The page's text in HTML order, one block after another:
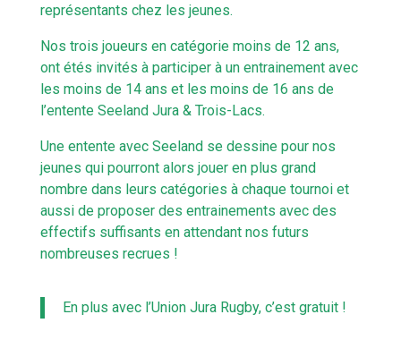
représentants chez les jeunes.
Nos trois joueurs en catégorie moins de 12 ans,
ont étés invités à participer à un entrainement avec
les moins de 14 ans et les moins de 16 ans de
l’entente Seeland Jura & Trois-Lacs.
Une entente avec Seeland se dessine pour nos
jeunes qui pourront alors jouer en plus grand
nombre dans leurs catégories à chaque tournoi et
aussi de proposer des entrainements avec des
effectifs suffisants en attendant nos futurs
nombreuses recrues !
En plus avec l’Union Jura Rugby, c’est gratuit !